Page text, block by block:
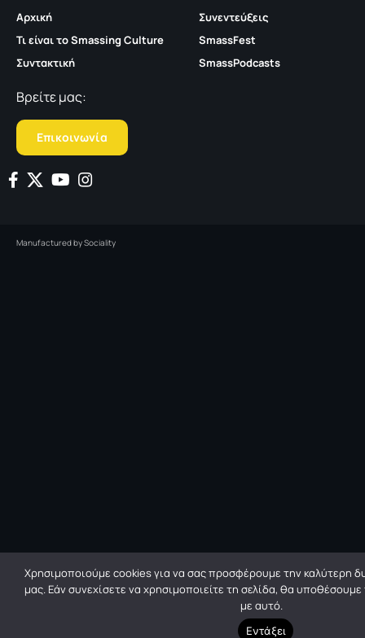
Αρχική
Τι είναι το Smassing Culture
Συντακτική
Συνεντεύξεις
SmassFest
SmassPodcasts
Βρείτε μας:
Επικοινωνία
Manufactured bySociality
Χρησιμοποιούμε cookies για να σας προσφέρουμε την καλύτερη
μας. Εάν συνεχίσετε να χρησιμοποιείτε τη σελίδα, θα
με αυτό.
Εντάξει